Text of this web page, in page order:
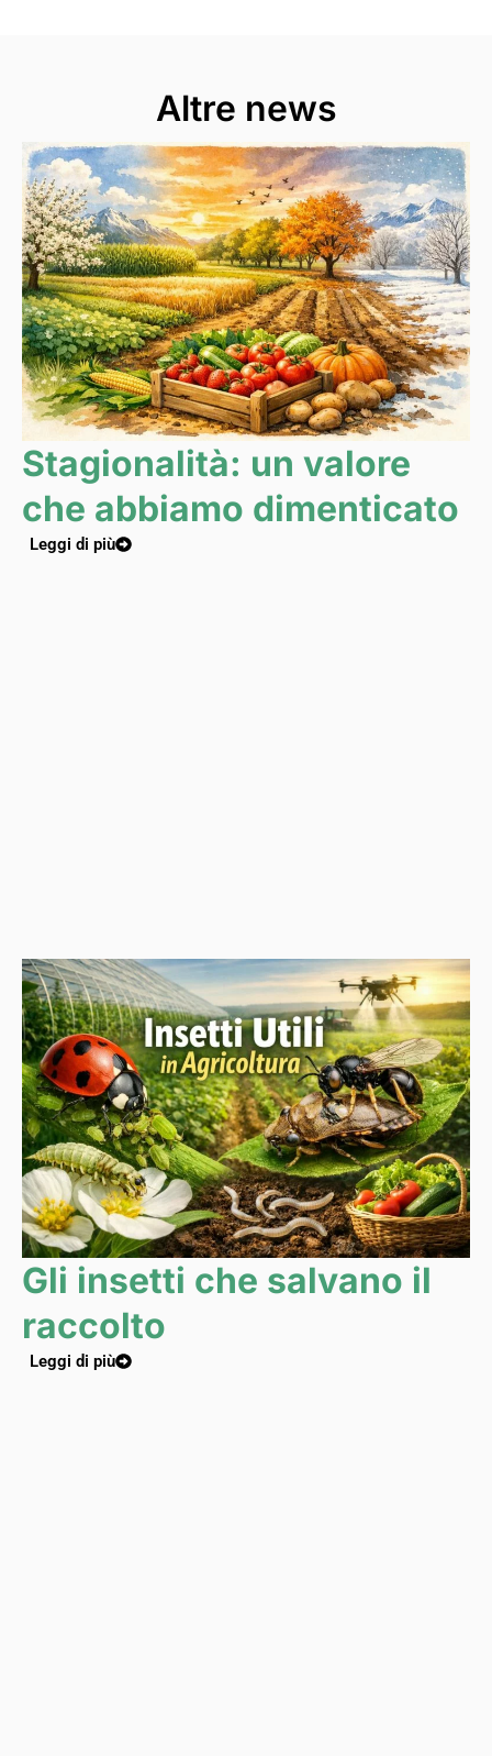
Altre news
Stagionalità: un valore
che abbiamo dimenticato
Leggi di più
Gli insetti che salvano il
raccolto
Leggi di più